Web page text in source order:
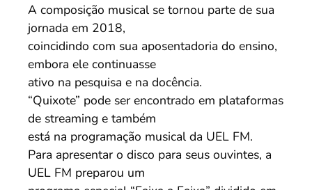
A composição musical se tornou parte de sua
jornada em 2018,
coincidindo com sua aposentadoria do ensino,
embora ele continuasse
ativo na pesquisa e na docência.
“Quixote” pode ser encontrado em plataformas
de streaming e também
está na programação musical da UEL FM.
Para apresentar o disco para seus ouvintes, a
UEL FM preparou um